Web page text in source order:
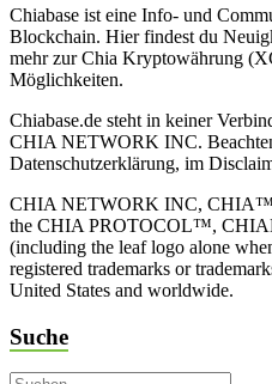
Chiabase ist eine Info- und
Blockchain. Hier findest du
mehr zur Chia Kryptowährung
Möglichkeiten.
Chiabase.de steht in keiner
CHIA NETWORK INC.
Datenschutzerklärung, im
CHIA NETWORK INC,
the CHIA PROTOCOL™,
(including the leaf logo alone
registered trademarks or
United States and worldwide.
Suche